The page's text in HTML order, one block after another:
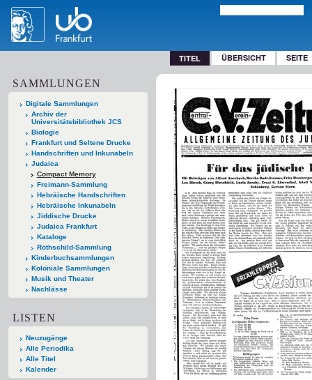
TITEL ÜBERSICHT SEITE
SAMMLUNGEN
Digitale Sammlungen
Archiv der
Universitätsbibliothek JCS
Biologie
Frankfurt und Seltene Drucke
Handschriften und Inkunabeln
Judaica
Compact Memory
Freimann-Sammlung
Hebräische Handschriften
Hebräische Inkunabeln
Jiddische Drucke
Judaica Frankfurt
Kataloge
Rothschild-Sammlung
Kinderbuchsammlungen
Koloniale Sammlungen
Musik und Theater
Nachlässe
LISTEN
Neuzugänge
Alle Periodika
Alle Titel
Kalender